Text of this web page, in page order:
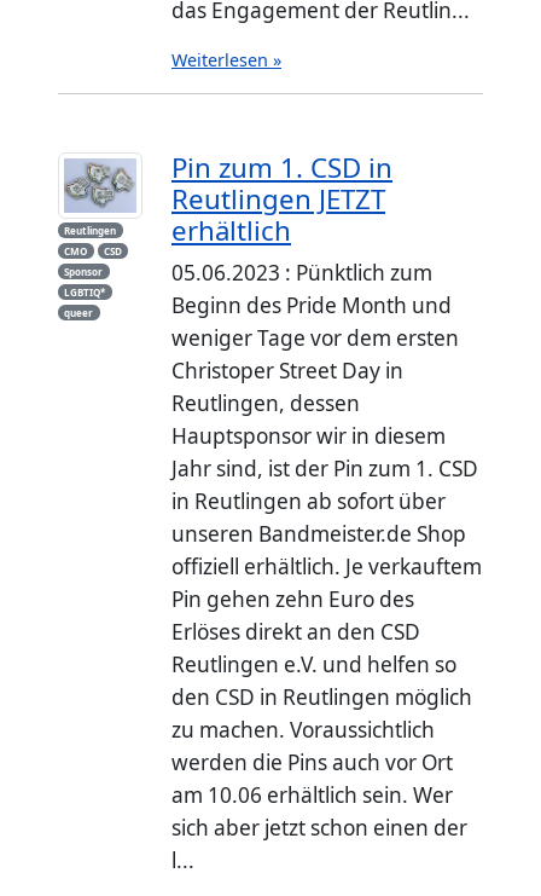
das Engagement der Reutlin...
Weiterlesen »
Reutlingen
CMO
CSD
Sponsor
LGBTIQ*
queer
Pin zum 1. CSD in
Reutlingen JETZT
erhältlich
05.06.2023 : Pünktlich zum
Beginn des Pride Month und
weniger Tage vor dem ersten
Christoper Street Day in
Reutlingen, dessen
Hauptsponsor wir in diesem
Jahr sind, ist der Pin zum 1. CSD
in Reutlingen ab sofort über
unseren Bandmeister.de Shop
offiziell erhältlich. Je verkauftem
Pin gehen zehn Euro des
Erlöses direkt an den CSD
Reutlingen e.V. und helfen so
den CSD in Reutlingen möglich
zu machen. Voraussichtlich
werden die Pins auch vor Ort
am 10.06 erhältlich sein. Wer
sich aber jetzt schon einen der
l...